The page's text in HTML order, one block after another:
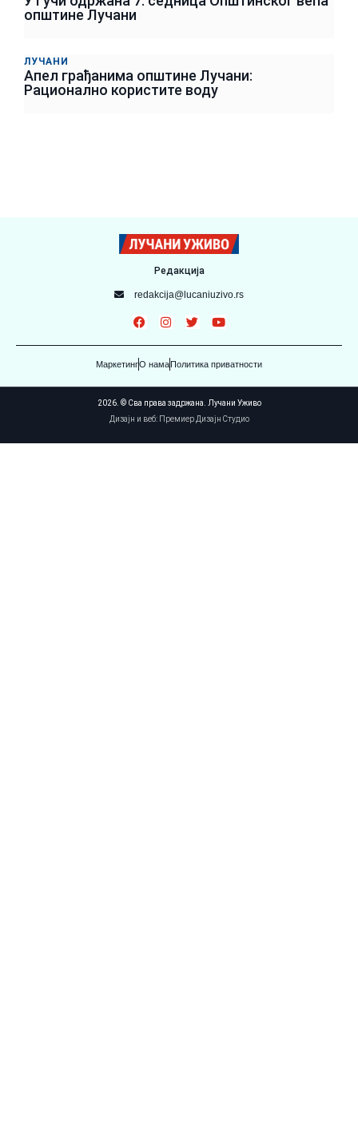
општине Лучани
ЛУЧАНИ
Апел грађанима општине Лучани:
Рационално користите воду
Редакција
redakcija@lucaniuzivo.rs
МаркетингО намаПолитика приватности
2026. © Сва права задржана. Лучани Уживо
Дизајн и веб: Премиер Дизајн Студио